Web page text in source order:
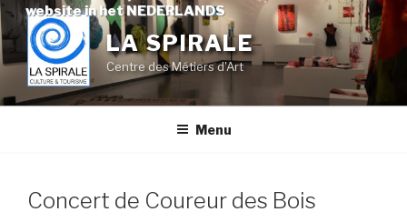
website in het NEDERLANDS
Skip
to
content
LA SPIRALE
Centre des Métiers d'Art
Menu
Concert de Coureur des Bois